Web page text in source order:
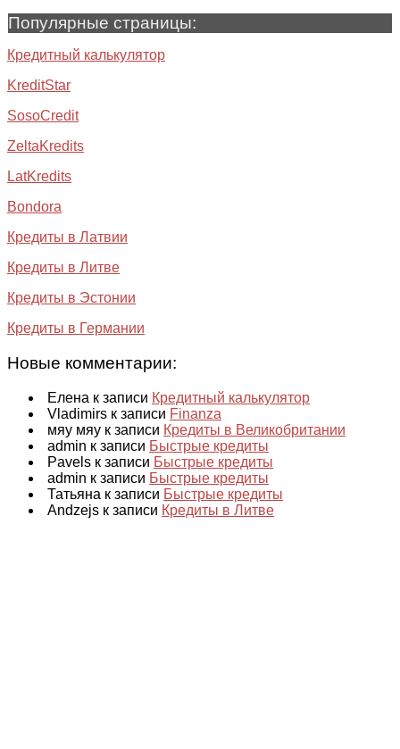
Популярные страницы:
Кредитный калькулятор
KreditStar
SosoCredit
ZeltaKredits
LatKredits
Bondora
Кредиты в Латвии
Кредиты в Литве
Кредиты в Эстонии
Кредиты в Германии
Новые комментарии:
Елена к записи Кредитный калькулятор
Vladimirs к записи Finanza
мяу мяу к записи Кредиты в Великобритании
admin к записи Быстрые кредиты
Pavels к записи Быстрые кредиты
admin к записи Быстрые кредиты
Татьяна к записи Быстрые кредиты
Andzejs к записи Кредиты в Литве